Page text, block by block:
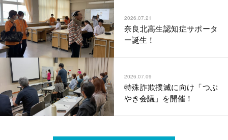
2026.07.21
奈良北高生認知症サポータ
ー誕生！
2026.07.09
特殊詐欺撲滅に向け「つぶ
やき会議」を開催！